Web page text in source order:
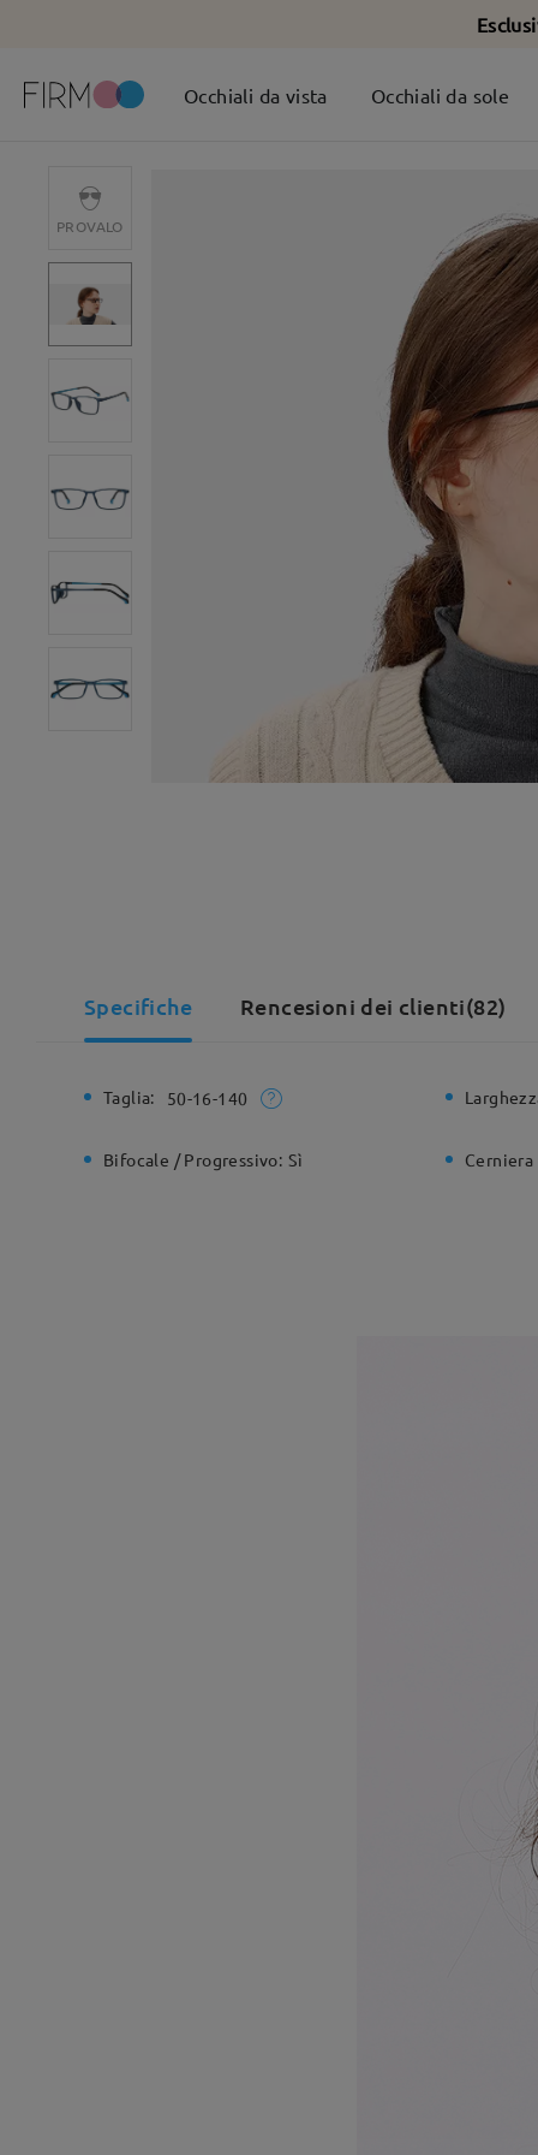
Occhiali da vista Occhiali da sole
PROVALO
Specifiche Rencesioni dei clienti(82)
Taglia: 50-16-140
Bifocale / Progressivo: Sì Cerniera